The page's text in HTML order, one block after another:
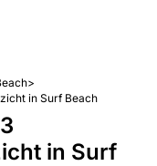
>
in Surf Beach
in Surf